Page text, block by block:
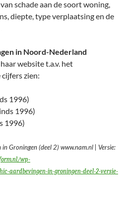
schade aan de soort woning,
diepte, type verplaatsing en de
in Noord-Nederland
website t.a.v. het
zien:
1996)
1996)
1996)
Groningen (deel 2) www.nam.nl | Versie:
wp-
aardbevingen-in-groningen-deel-2-versie-